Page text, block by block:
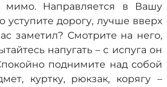
мимо. Направляется в Вашу
уступите дорогу, лучше вверх
заметил? Смотрите на него,
напугать – с испуга он
поднимите над собой
куртку, рюкзак, корягу –